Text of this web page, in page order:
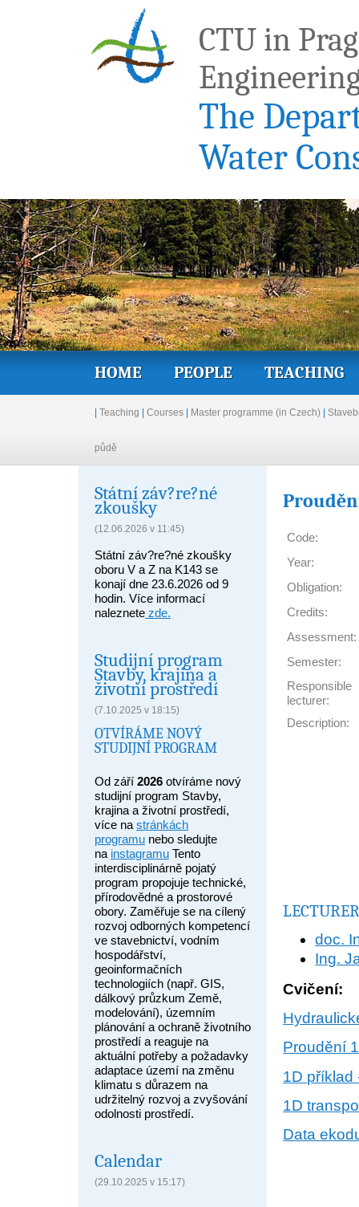
CTU in
The
Water
HOME PEOPLE TEACHING
| Teaching | Courses | Master programme (in Czech) |
půdě
Státní záv?re?né
zkoušky
(12.06.2026 v 11:45)
Státní záv?re?né zkoušky
oboru V a Z na K143 se
konají dne 23.6.2026 od 9
hodin. Více informací
naleznete zde.
Studijní program
Stavby, krajina a
životní prostředí
(7.10.2025 v 18:15)
OTVÍRÁME NOVÝ
STUDIJNÍ PROGRAM
Od září 2026 otvíráme nový
studijní program Stavby,
krajina a životní prostředí,
více na stránkách
programu nebo sledujte
na instagramu Tento
interdisciplinárně pojatý
program propojuje technické,
přírodovědné a prostorové
obory. Zaměřuje se na cílený
rozvoj odborných kompetencí
ve stavebnictví, vodním
hospodářství,
geoinformačních
technologiích (např. GIS,
dálkový průzkum Země,
modelování), územním
plánování a ochraně životního
prostředí a reaguje na
aktuální potřeby a požadavky
adaptace území na změnu
klimatu s důrazem na
udržitelný rozvoj a zvyšování
odolnosti prostředí.
Calendar
(29.10.2025 v 15:17)
Code:
Year:
Obligation:
Credits:
Assessment:
Semester:
Responsible
lecturer:
Description:
doc.
Ing.
Cvičení:
Proudění
1D příklad
1D
Data